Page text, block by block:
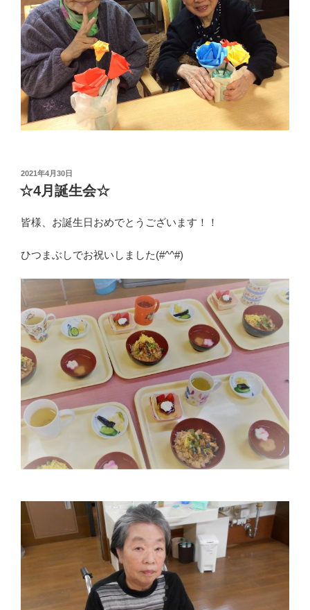
投
稿
日:
2021年4月30日
☆4月誕生会☆
皆様、お誕生日おめでとうございます！！
ひつまぶしでお祝いしました(#^^#)